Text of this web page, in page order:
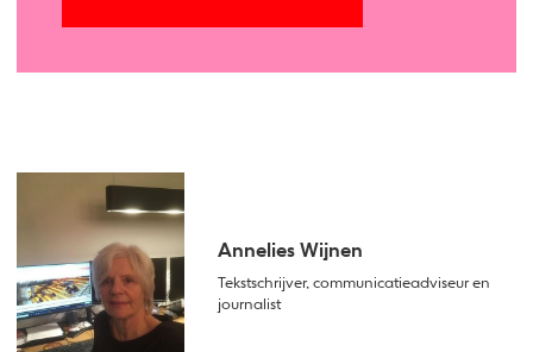
Annelies Wijnen
Tekstschrijver, communicatieadviseur en
journalist